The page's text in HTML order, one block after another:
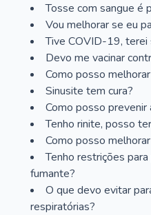
Tosse com sangue é
Vou melhorar se eu
Tive COVID-19, terei
Devo me vacinar
Como posso
Sinusite tem cura?
Como posso prevenir
Tenho rinite, posso
Como posso
Tenho restrições
fumante?
O que devo evitar
respiratórias?